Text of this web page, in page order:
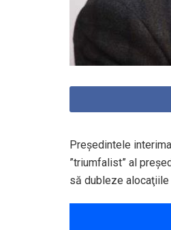
Preşedintele
”triumfalist” al
să dubleze